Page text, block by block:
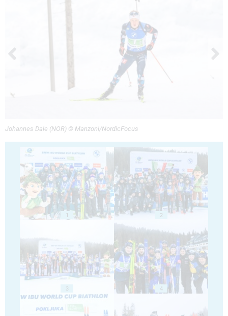
Johannes Dale (NOR) © Manzoni/NordicFocus
1 2
3 4